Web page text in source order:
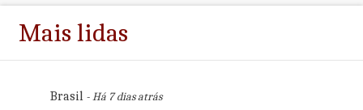
Mais lidas
Brasil- Há 7 dias atrás